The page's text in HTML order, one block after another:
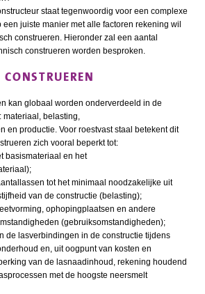
staat tegenwoordig voor een complexe
juiste manier met alle factoren rekening wil
construeren. Hieronder zal een aantal
construeren worden besproken.
kan globaal worden onderverdeeld in de
belasting,
en productie. Voor roestvast staal betekent dit
zich vooral beperkt tot:
basismateriaal en het
tot het minimaal noodzakelijke uit
van de constructie (belasting);
ophopingplaatsen en andere
(gebruiksomstandigheden);
de lasverbindingen in de constructie tijdens
en, uit oogpunt van kosten en
van de lasnaadinhoud, rekening houdend
met de hoogste neersmelt